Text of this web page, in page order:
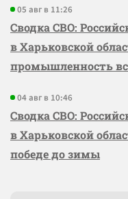
05 авг в 11:26
Сводка СВО:
в Харьковской
промышленность
04 авг в 10:46
Сводка СВО:
в Харьковской
победе до зимы